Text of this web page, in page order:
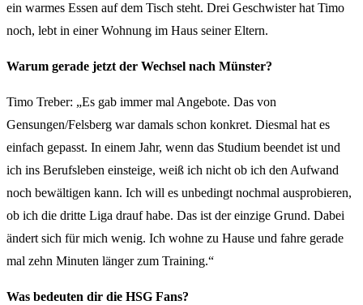
ein warmes Essen auf dem Tisch steht. Drei Geschwister hat Timo
noch, lebt in einer Wohnung im Haus seiner Eltern.
Warum gerade jetzt der Wechsel nach Münster?
Timo Treber: „Es gab immer mal Angebote. Das von
Gensungen/Felsberg war damals schon konkret. Diesmal hat es
einfach gepasst. In einem Jahr, wenn das Studium beendet ist und
ich ins Berufsleben einsteige, weiß ich nicht ob ich den Aufwand
noch bewältigen kann. Ich will es unbedingt nochmal ausprobieren,
ob ich die dritte Liga drauf habe. Das ist der einzige Grund. Dabei
ändert sich für mich wenig. Ich wohne zu Hause und fahre gerade
mal zehn Minuten länger zum Training.“
Was bedeuten dir die HSG Fans?